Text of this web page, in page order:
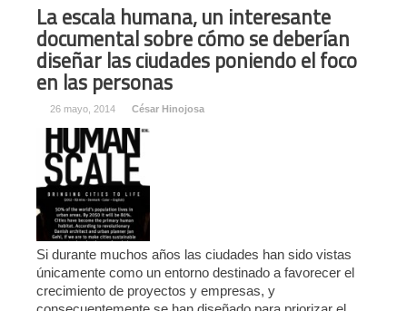
La escala humana, un interesante
documental sobre cómo se deberían
diseñar las ciudades poniendo el foco
en las personas
26 mayo, 2014 César Hinojosa
Si durante muchos años las ciudades han sido vistas
únicamente como un entorno destinado a favorecer el
crecimiento de proyectos y empresas, y